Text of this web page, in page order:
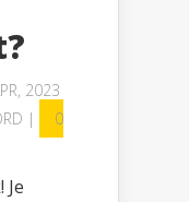
2023
|
0